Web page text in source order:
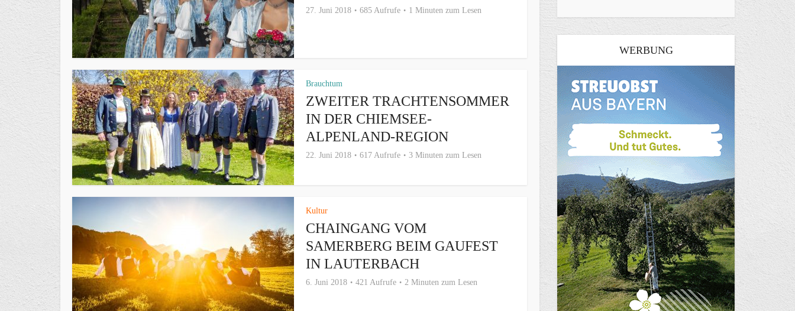
27. Juni 2018 685 Aufrufe 1 Minuten zum Lesen
Brauchtum
ZWEITER TRACHTENSOMMER
IN DER CHIEMSEE-
ALPENLAND-REGION
22. Juni 2018 617 Aufrufe 3 Minuten zum Lesen
Kultur
CHAINGANG VOM
SAMERBERG BEIM GAUFEST
IN LAUTERBACH
6. Juni 2018 421 Aufrufe 2 Minuten zum Lesen
WERBUNG